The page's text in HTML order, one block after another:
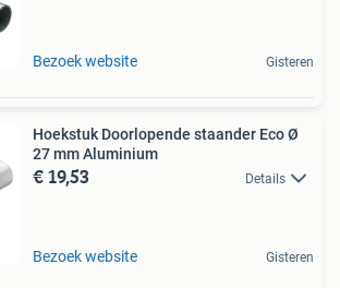
Bezoek website Gisteren
Hoekstuk Doorlopende staander Eco Ø
27 mm Aluminium
€ 19,53 Details
Bezoek website Gisteren